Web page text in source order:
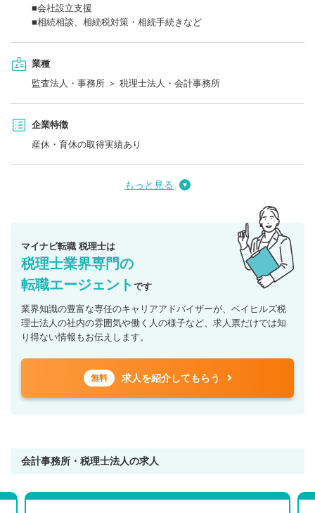
■会社設立支援
■相続相談、相続税対策・相続手続きなど
業種
監査法人・事務所 ＞ 税理士法人・会計事務所
企業特徴
産休・育休の取得実績あり
もっと見る
マイナビ転職 税理士は
税理士業界専門の
転職エージェント です
業界知識の豊富な専任のキャリアアドバイザーが、ベイヒルズ税
理士法人の社内の雰囲気や働く人の様子など、求人票だけでは知
り得ない情報もお伝えします。
無料 求人を紹介してもらう
会計事務所・税理士法人の求人